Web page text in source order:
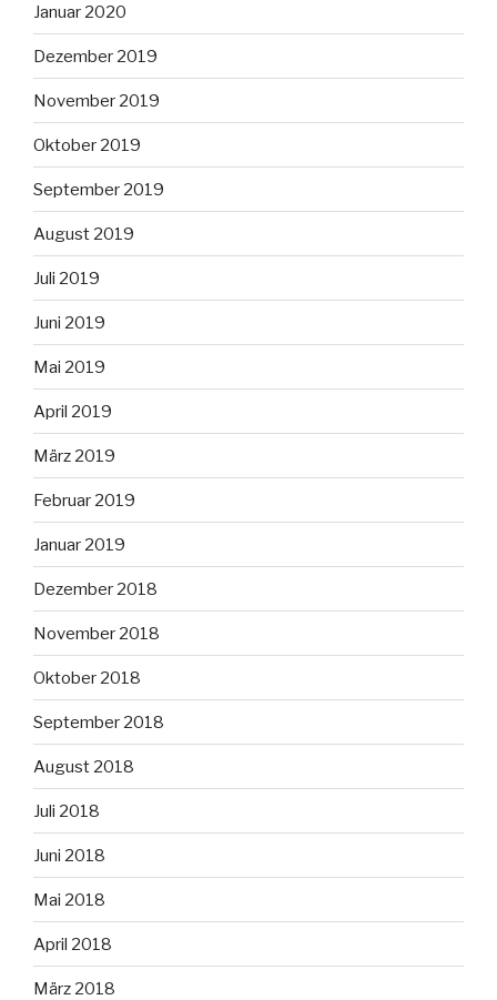
Januar 2020
Dezember 2019
November 2019
Oktober 2019
September 2019
August 2019
Juli 2019
Juni 2019
Mai 2019
April 2019
März 2019
Februar 2019
Januar 2019
Dezember 2018
November 2018
Oktober 2018
September 2018
August 2018
Juli 2018
Juni 2018
Mai 2018
April 2018
März 2018